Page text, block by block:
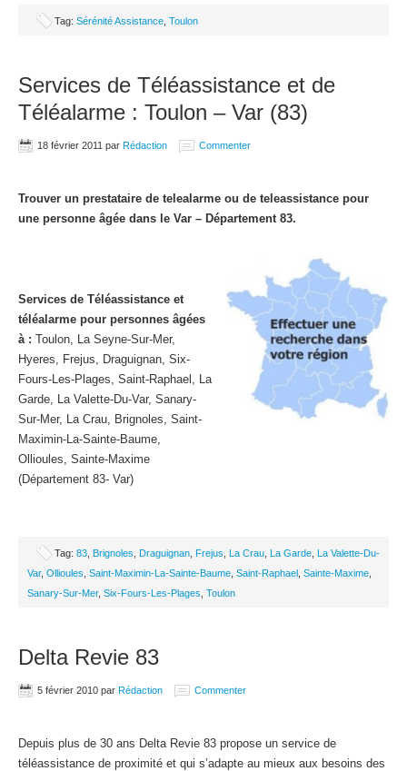
Tag: Sérénité Assistance Toulon
Services de Téléassistance et de
Téléalarme : Toulon – Var (83)
18 février 2011 par Rédaction Commenter
Trouver un prestataire de telealarme ou de teleassistance pour
une personne âgée dans le Var – Département 83.
Services de Téléassistance et
téléalarme pour personnes âgées
à : Toulon, La Seyne-Sur-Mer,
Hyeres, Frejus, Draguignan, Six-
Fours-Les-Plages, Saint-Raphael, La
Garde, La Valette-Du-Var, Sanary-
Sur-Mer, La Crau, Brignoles, Saint-
Maximin-La-Sainte-Baume,
Ollioules, Sainte-Maxime
(Département 83- Var)
Tag: 83 Brignoles Draguignan Frejus La Crau La Garde La Valette-Du-
Var, Ollioules Saint-Maximin-La-Sainte-Baume Saint-Raphael Sainte-Maxime
Sanary-Sur-Mer, Six-Fours-Les-Plages Toulon
Delta Revie 83
5 février 2010 par Rédaction Commenter
Depuis plus de 30 ans Delta Revie 83 propose un service de
téléassistance de proximité et qui s’adapte au mieux aux besoins des